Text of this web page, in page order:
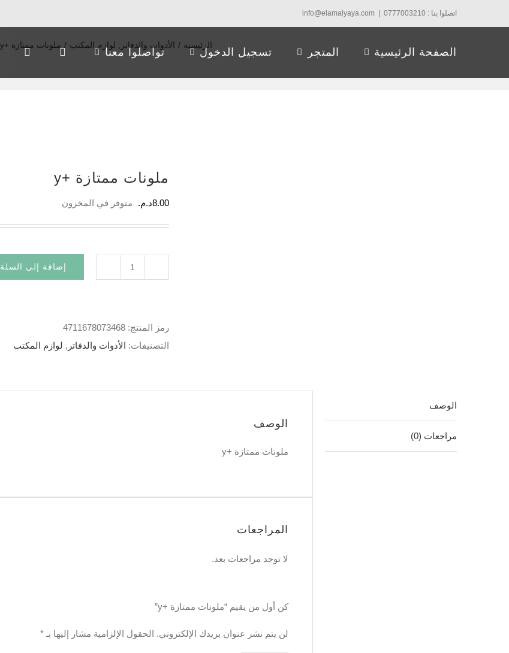
to
اتصلوا بنا : 0777003210 info@elamalyaya.com
الصفحة الرئيسية المتجر تسجيل الدخول تواصلوا معنا
الرئيسية / الأدوات والدفاتر لوازم المكتب / ملونات ممتازة +y
ملونات ممتازة +y
8.00د.م. متوفر في المخزون
إضافة إلى السلة
رمز المنتج: 4711678073468
التصنيفات: الأدوات والدفاتر , لوازم المكتب
الوصف
مراجعات (0)
الوصف
ملونات ممتازة +y
المراجعات
لا توجد مراجعات بعد.
كن أول من يقيم “ملونات ممتازة +y”
لن يتم نشر عنوان بريدك الإلكتروني. الحقول الإلزامية مشار إليها بـ *